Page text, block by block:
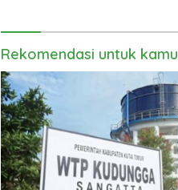
Rekomendasi untuk kamu